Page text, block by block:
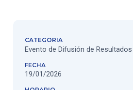
CATEGORÍA
Evento de Difusión de Resultados
FECHA
19/01/2026